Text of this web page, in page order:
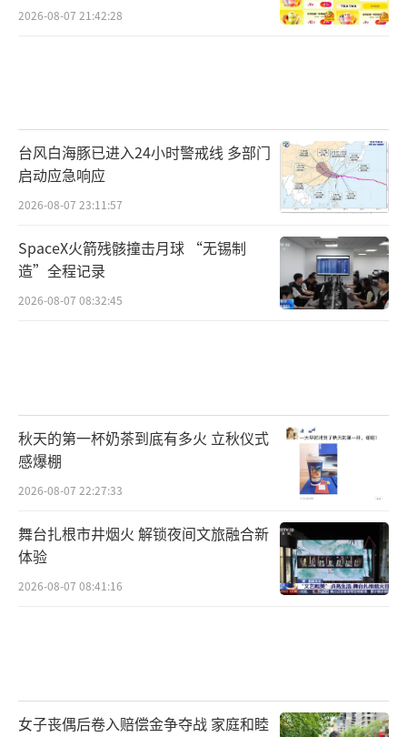
2026-08-07 21:42:28
台风白海豚已进入24小时警戒线 多部门
启动应急响应
2026-08-07 23:11:57
SpaceX火箭残骸撞击月球 “无锡制
造”全程记录
2026-08-07 08:32:45
秋天的第一杯奶茶到底有多火 立秋仪式
感爆棚
2026-08-07 22:27:33
舞台扎根市井烟火 解锁夜间文旅融合新
体验
2026-08-07 08:41:16
女子丧偶后卷入赔偿金争夺战 家庭和睦